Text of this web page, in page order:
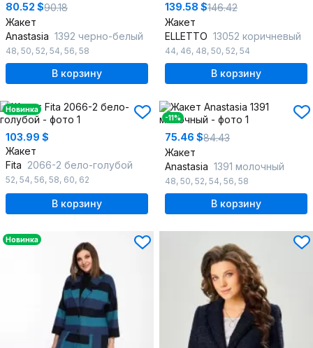
80.52 $90.18
Жакет
Anastasia 1392 черно-белый
48, 50, 52, 54, 56, 58
В корзину
139.58 $146.42
Жакет
ELLETTO 13052 коричневый
44, 46, 48, 50, 52, 54
В корзину
Новинка
103.99 $
Жакет
Fita 2066-2 бело-голубой
52, 54, 56, 58, 60, 62
В корзину
-11%
75.46 $84.43
Жакет
Anastasia 1391 молочный
48, 50, 52, 54, 56, 58
В корзину
Новинка